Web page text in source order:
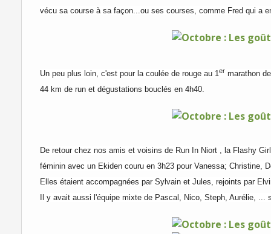
vécu sa course à sa façon...ou ses courses, comme Fred qui a
Un peu plus loin, c'est pour l a coulée de rouge au 1er marathon
44 km de run et dégustations bouclés en 4h40.
De retour chez nos amis et voisins de Run In Niort , la Flashy
féminin avec un Ekiden couru en 3h23 pour Vanessa; Christine,
El les étaient accompagnées par Sylvain et Jules, rejoints par
Il y avait aussi l'équipe mixte de Pascal, Nico, Steph, Aurélie, ...